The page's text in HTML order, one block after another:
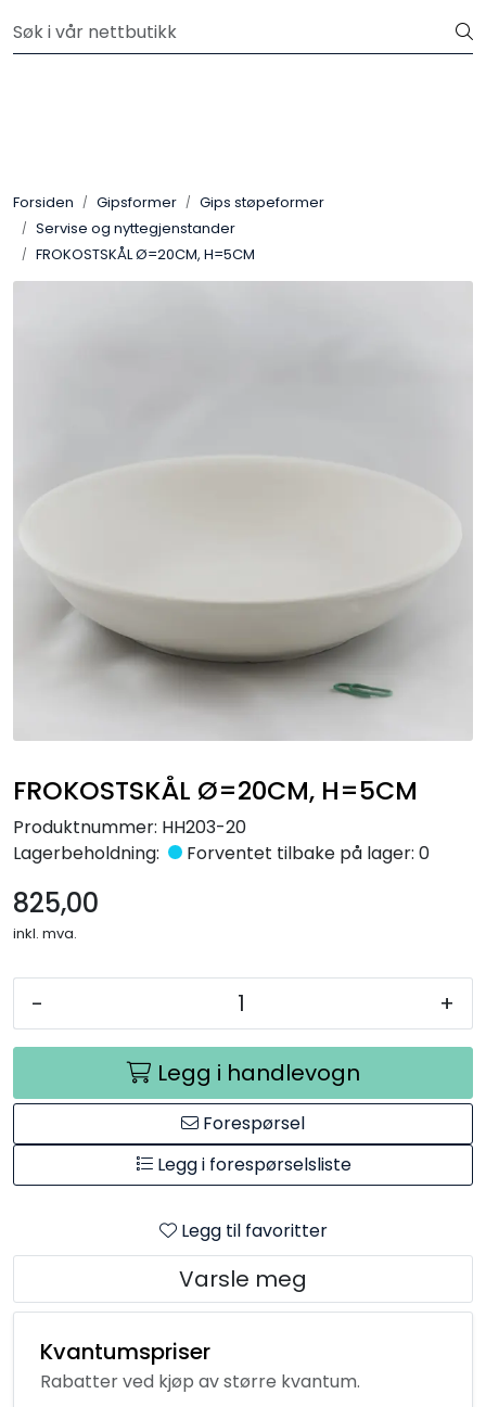
Velkommen til vår nye nettbutikk! Besøk Min side for mer
Forsiden Gipsformer
Gips støpeformer
Servise og nyttegjenstander
FROKOSTSKÅL Ø=20CM, H=5CM
FROKOSTSKÅL Ø=20CM, H=5CM
Produktnummer: HH203-20
Lagerbeholdning:
Forventet tilbake på lager: 0
825,00
inkl. mva.
- +
Legg i handlevogn
Forespørsel
Legg i forespørselsliste
Legg til favoritter
Varsle meg
Kvantumspriser
Rabatter ved kjøp av større kvantum.
Pulverglasur
Håndverktøy
Gipsformer
Dekaler
Bøker